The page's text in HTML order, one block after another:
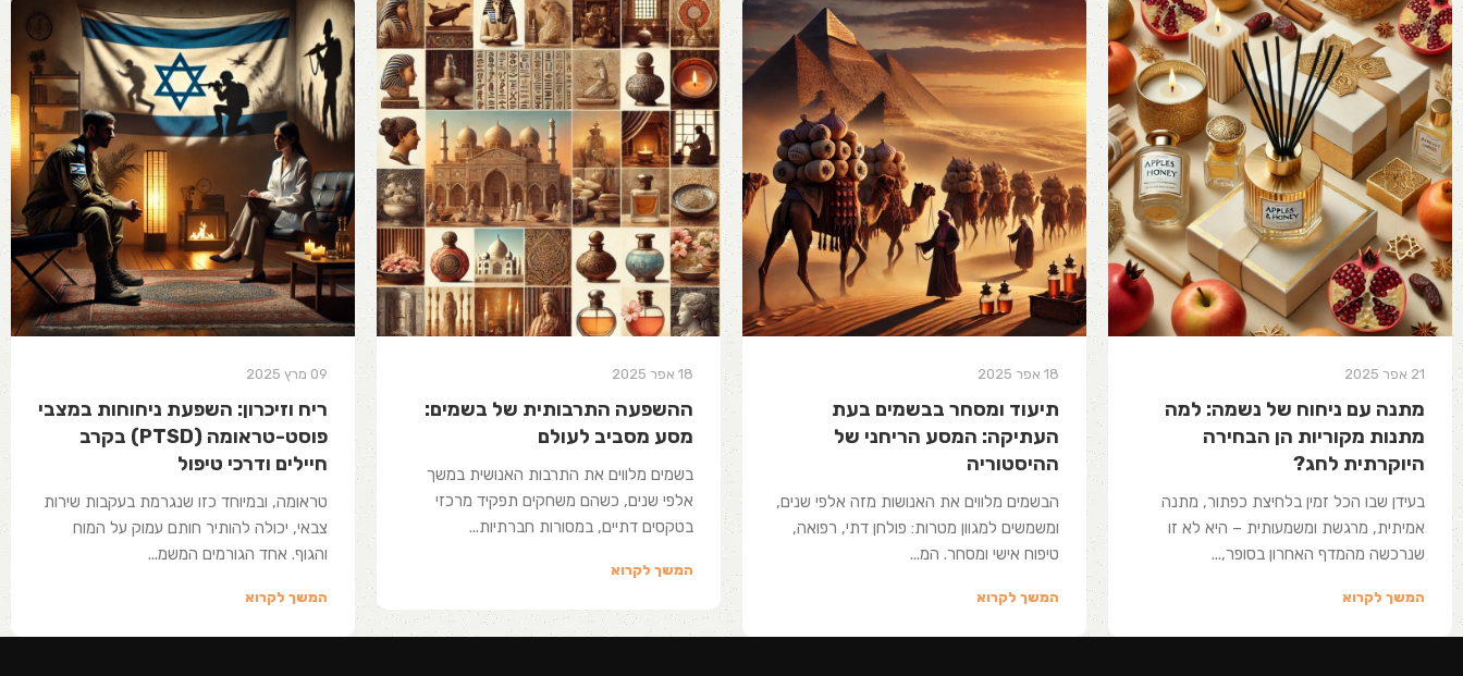
21 אפר 2025
מתנה עם ניחוח של נשמה: למה
מתנות מקוריות הן הבחירה
היוקרתית לחג?
בעידן שבו הכל זמין בלחיצת כפתור, מתנה
אמיתית, מרגשת ומשמעותית – היא לא זו
שנרכשה מהמדף האחרון בסופר,...
המשך לקרוא
18 אפר 2025
תיעוד ומסחר בבשמים בעת
העתיקה: המסע הריחני של
ההיסטוריה
הבשמים מלווים את האנושות מזה אלפי שנים,
ומשמשים למגוון מטרות: פולחן דתי, רפואה,
טיפוח אישי ומסחר. המ...
המשך לקרוא
18 אפר 2025
ההשפעה התרבותית של בשמים:
מסע מסביב לעולם
בשמים מלווים את התרבות האנושית במשך
אלפי שנים, כשהם משחקים תפקיד מרכזי
בטקסים דתיים, במסורות חברתיות...
המשך לקרוא
09 מרץ 2025
ריח וזיכרון: השפעת ניחוחות במצבי
פוסט-טראומה (PTSD) בקרב
חיילים ודרכי טיפול
טראומה, ובמיוחד כזו שנגרמת בעקבות שירות
צבאי, יכולה להותיר חותם עמוק על המוח
והגוף. אחד הגורמים המשמ...
המשך לקרוא